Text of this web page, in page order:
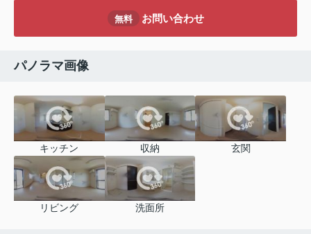
無料 お問い合わせ
パノラマ画像
キッチン 収納 玄関
リビング 洗面所